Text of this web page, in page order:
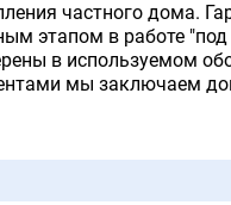
частного дома.
этапом в работе
в используемом
мы заключаем